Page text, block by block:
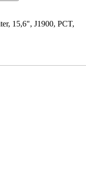
15,6", J1900, PCT,